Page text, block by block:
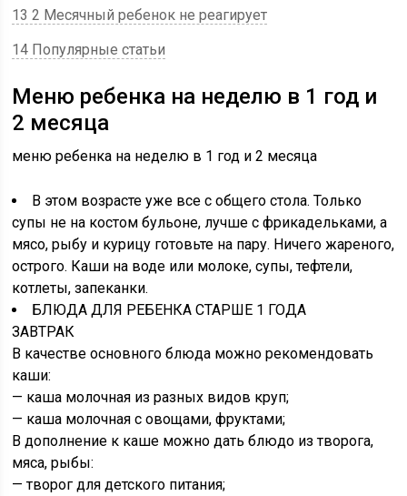
13 2 Месячный ребенок не реагирует
14 Популярные статьи
Меню ребенка на неделю в 1 год и
2 месяца
меню ребенка на неделю в 1 год и 2 месяца
В этом возрасте уже все с общего стола. Только
супы не на костом бульоне, лучше с фрикадельками, а
мясо, рыбу и курицу готовьте на пару. Ничего жареного,
острого. Каши на воде или молоке, супы, тефтели,
котлеты, запеканки.
БЛЮДА ДЛЯ РЕБЕНКА СТАРШЕ 1 ГОДА
ЗАВТРАК
В качестве основного блюда можно рекомендовать
каши:
— каша молочная из разных видов круп;
— каша молочная с овощами, фруктами;
В дополнение к каше можно дать блюдо из творога,
мяса, рыбы:
— творог для детского питания;